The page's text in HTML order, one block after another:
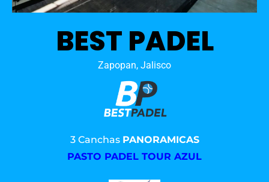
BEST PADEL
Zapopan, Jalisco
3 Canchas PANORAMICAS
PASTO PADEL TOUR AZUL